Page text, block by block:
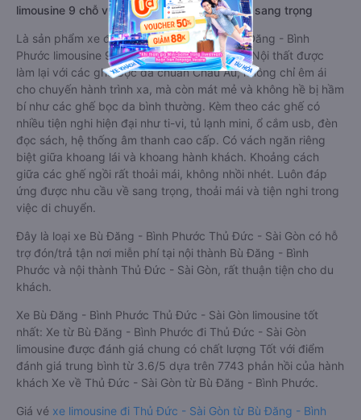
limousine 9 chỗ vip, chất lượng cao: Tiện lợi, sang trọng
Là sản phẩm xe đi Thủ Đức - Sài Gòn từ Bù Đăng - Bình
Phước limousine 9 chỗ cải tiến từ xe 16 chỗ. Nội thất được
làm lại với các ghế bọc da chuẩn Châu Âu, không chỉ êm ái
cho chuyến hành trình xa, mà còn mát mẻ và không hề bị hầm
bí như các ghế bọc da bình thường. Kèm theo các ghế có
nhiều tiện nghi hiện đại như ti-vi, tủ lạnh mini, ổ cắm usb, đèn
đọc sách, hệ thống âm thanh cao cấp. Có vách ngăn riêng
biệt giữa khoang lái và khoang hành khách. Khoảng cách
giữa các ghế ngồi rất thoải mái, không nhồi nhét. Luôn đáp
ứng được nhu cầu về sang trọng, thoải mái và tiện nghi trong
việc di chuyển.
Đây là loại xe Bù Đăng - Bình Phước Thủ Đức - Sài Gòn có hỗ
trợ đón/trả tận nơi miễn phí tại nội thành Bù Đăng - Bình
Phước và nội thành Thủ Đức - Sài Gòn, rất thuận tiện cho du
khách.
Xe Bù Đăng - Bình Phước Thủ Đức - Sài Gòn limousine tốt
nhất: Xe từ Bù Đăng - Bình Phước đi Thủ Đức - Sài Gòn
limousine được đánh giá chung có chất lượng Tốt với điểm
đánh giá trung bình từ 3.6/5 dựa trên 7743 phản hồi của hành
khách Xe về Thủ Đức - Sài Gòn từ Bù Đăng - Bình Phước.
Giá vé xe limousine đi Thủ Đức - Sài Gòn từ Bù Đăng - Bình